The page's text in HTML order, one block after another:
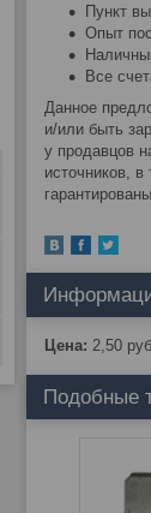
Пункт
Опыт
Все
Данное
и/или быть
у продавцов
источников,
Цена: 2,50
Подобные